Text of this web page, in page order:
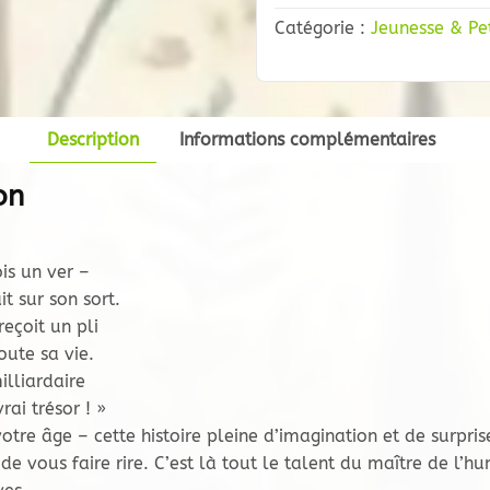
Vie
Ver
Terre
Catégorie :Jeunesse &
Description Informations complémentaires
un ver –
sur son sort.
un pli
sa vie.
trésor ! »
âge – cette histoire pleine d’imagination et de
vous faire rire. C’est là tout le talent du maître de